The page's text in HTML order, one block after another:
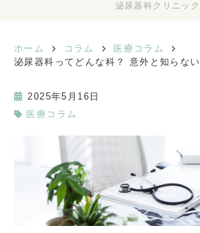
泌尿器科クリニック
ホーム コラム
医療コラム
泌尿器科ってどんな科？ 意外と知らない
2025年5月16日
医療コラム